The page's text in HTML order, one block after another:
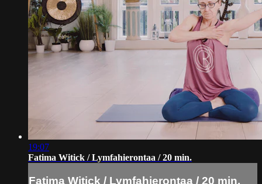
19:07
Fatima Witick / Lymfahierontaa / 20 min.
Fatima Witick / Lymfahierontaa / 20 min.